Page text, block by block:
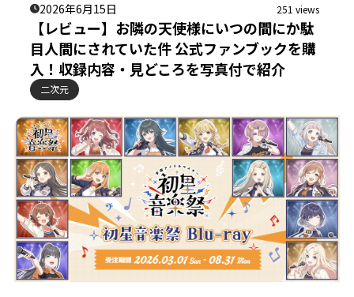
2026年6月15日 251 views
【レビュー】お隣の天使様にいつの間にか駄
目人間にされていた件 公式ファンブックを購
入！収録内容・見どころを写真付で紹介
二次元